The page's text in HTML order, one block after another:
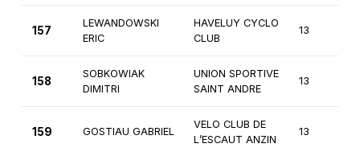
157
LEWANDOWSKI
ERIC
HAVELUY CYCLO
CLUB
13
158
SOBKOWIAK
DIMITRI
UNION SPORTIVE
SAINT ANDRE
13
159 GOSTIAU GABRIEL
VELO CLUB DE
L’ESCAUT ANZIN
13